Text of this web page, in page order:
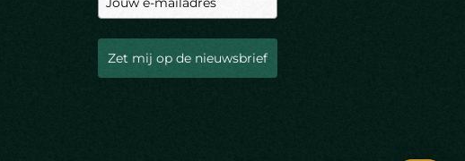
Zet mij op de nieuwsbrief